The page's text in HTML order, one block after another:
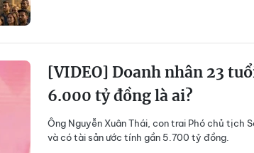
[VIDEO] Doanh nhân 23
6.000 tỷ đồng là ai?
Ông Nguyễn Xuân Thái, con trai Phó chủ tịch
và có tài sản ước tính gần 5.700 tỷ đồng.